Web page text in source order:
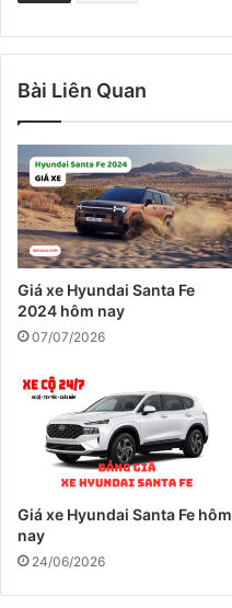
Bài Liên Quan
Giá xe Hyundai Santa Fe
2024 hôm nay
07/07/2026
Giá xe Hyundai Santa Fe hôm
nay
24/06/2026